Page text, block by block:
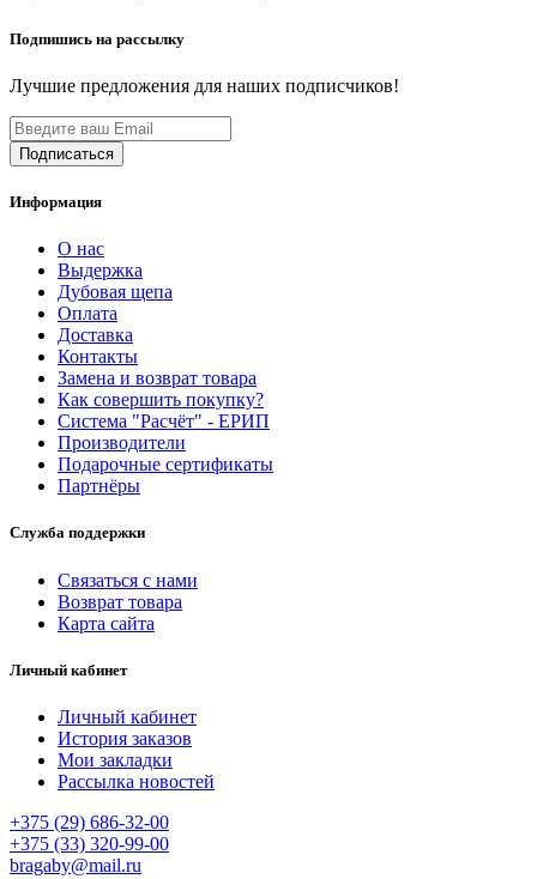
Подпишись на рассылку
Лучшие предложения для наших подписчиков!
Информация
О нас
Выдержка
Дубовая щепа
Оплата
Доставка
Контакты
Замена и возврат товара
Как совершить покупку?
Система "Расчёт" - ЕРИП
Производители
Подарочные сертификаты
Партнёры
Служба поддержки
Связаться с нами
Возврат товара
Карта сайта
Личный кабинет
Личный кабинет
История заказов
Мои закладки
Рассылка новостей
+375 (29) 686-32-00
+375 (33) 320-99-00
bragaby@mail.ru